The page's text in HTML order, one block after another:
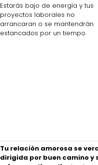
Estarás bajo de energía y tus
proyectos laborales no
arrancaran o se mantendrán
estancados por un tiempo.
Tu relación amorosa se
dirigida por buen camino y